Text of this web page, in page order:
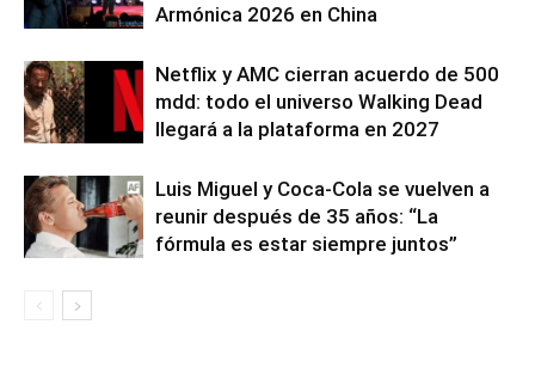
Armónica 2026 en China
Netflix y AMC cierran acuerdo de 500
mdd: todo el universo Walking Dead
llegará a la plataforma en 2027
Luis Miguel y Coca-Cola se vuelven a
reunir después de 35 años: “La
fórmula es estar siempre juntos”